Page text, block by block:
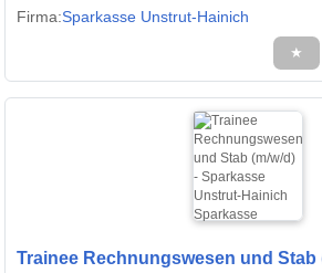
Firma:Sparkasse Unstrut-Hainich
★
Trainee Rechnungswesen und Stab